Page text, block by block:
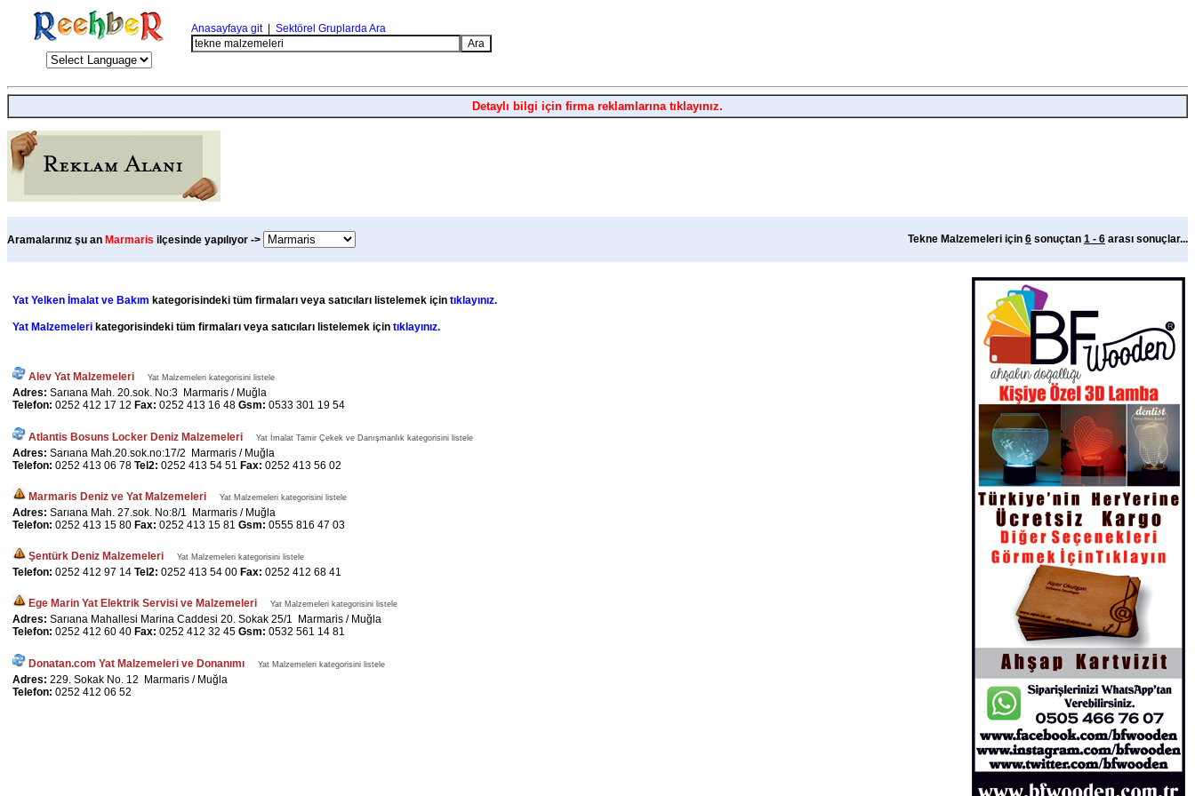
Anasayfaya git| Sektörel Gruplarda Ara
Detaylı bilgi için firma reklamlarına tıklayınız.
Aramalarınız şu an Marmaris ilçesinde yapılıyor -> Tekne Malzemeleri için 6 sonuçtan 1 - 6 arası sonuçlar...
Yat Yelken İmalat ve Bakım kategorisindeki tüm firmaları veya satıcıları listelemek için tıklayınız.
Yat Malzemeleri kategorisindeki tüm firmaları veya satıcıları listelemek için tıklayınız.
Alev Yat Malzemeleri Yat Malzemeleri kategorisini listele
Adres: Sarıana Mah. 20.sok. No:3 Marmaris / Muğla
Telefon: 0252 412 17 12 Fax: 0252 413 16 48 Gsm: 0533 301 19 54
Atlantis Bosuns Locker Deniz Malzemeleri Yat İmalat Tamir Çekek ve Danışmanlık kategorisini listele
Adres: Sarıana Mah.20.sok.no:17/2 Marmaris / Muğla
Telefon: 0252 413 06 78 Tel2: 0252 413 54 51 Fax: 0252 413 56 02
Marmaris Deniz ve Yat Malzemeleri Yat Malzemeleri kategorisini listele
Adres: Sarıana Mah. 27.sok. No:8/1 Marmaris / Muğla
Telefon: 0252 413 15 80 Fax: 0252 413 15 81 Gsm: 0555 816 47 03
Şentürk Deniz Malzemeleri Yat Malzemeleri kategorisini listele
Telefon: 0252 412 97 14 Tel2: 0252 413 54 00 Fax: 0252 412 68 41
Ege Marin Yat Elektrik Servisi ve Malzemeleri Yat Malzemeleri kategorisini listele
Adres: Sarıana Mahallesi Marina Caddesi 20. Sokak 25/1 Marmaris / Muğla
Telefon: 0252 412 60 40 Fax: 0252 412 32 45 Gsm: 0532 561 14 81
Donatan.com Yat Malzemeleri ve Donanımı Yat Malzemeleri kategorisini listele
Adres: 229. Sokak No. 12 Marmaris / Muğla
Telefon: 0252 412 06 52